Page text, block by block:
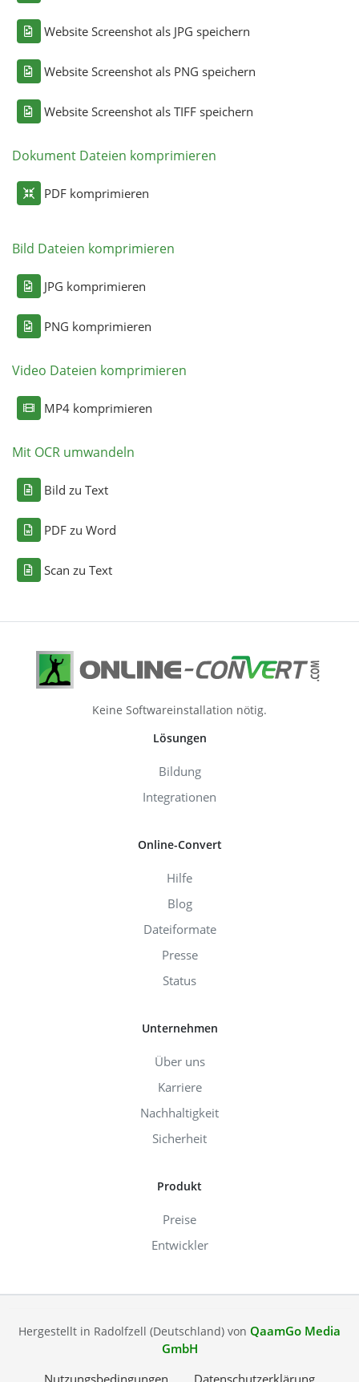
Website Screenshot als JPG speichern
Website Screenshot als PNG speichern
Website Screenshot als TIFF speichern
Dokument Dateien komprimieren
PDF komprimieren
Bild Dateien komprimieren
JPG komprimieren
PNG komprimieren
Video Dateien komprimieren
MP4 komprimieren
Mit OCR umwandeln
Bild zu Text
PDF zu Word
Scan zu Text
Keine Softwareinstallation nötig.
Lösungen
Bildung
Integrationen
Online-Convert
Hilfe
Blog
Dateiformate
Presse
Status
Unternehmen
Über uns
Karriere
Nachhaltigkeit
Sicherheit
Produkt
Preise
Entwickler
Hergestellt in Radolfzell (Deutschland) von QaamGo Media
GmbH
Nutzungsbedingungen
Datenschutzerklärung